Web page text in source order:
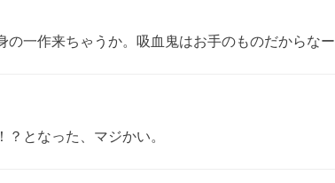
の一作来ちゃうか。吸血鬼はお手のものだからなー
となった、マジかい。